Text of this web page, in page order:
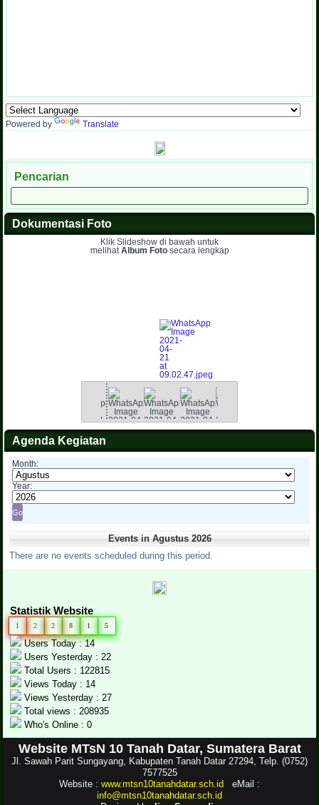
Powered by Translate
Pencarian
Dokumentasi Foto
Klik Slideshow di bawah untuk
melihatAlbum Fotosecara lengkap
Agenda Kegiatan
Month:
Year:
Events in Agustus 2026
There are no events scheduled during this period.
Statistik Website
1 2 2 8 1 5
Users Today : 14
Users Yesterday : 22
Total Users : 122815
Views Today : 14
Views Yesterday : 27
Total views : 208935
Who's Online : 0
Website MTsN 10 Tanah Datar, Sumatera Barat
Jl. Sawah Parit Sungayang, Kabupaten Tanah Datar 27294, Telp. (0752)
7577525
Website : www.mtsn10tanahdatar.sch.id eMail :
info@mtsn10tanahdatar.sch.id